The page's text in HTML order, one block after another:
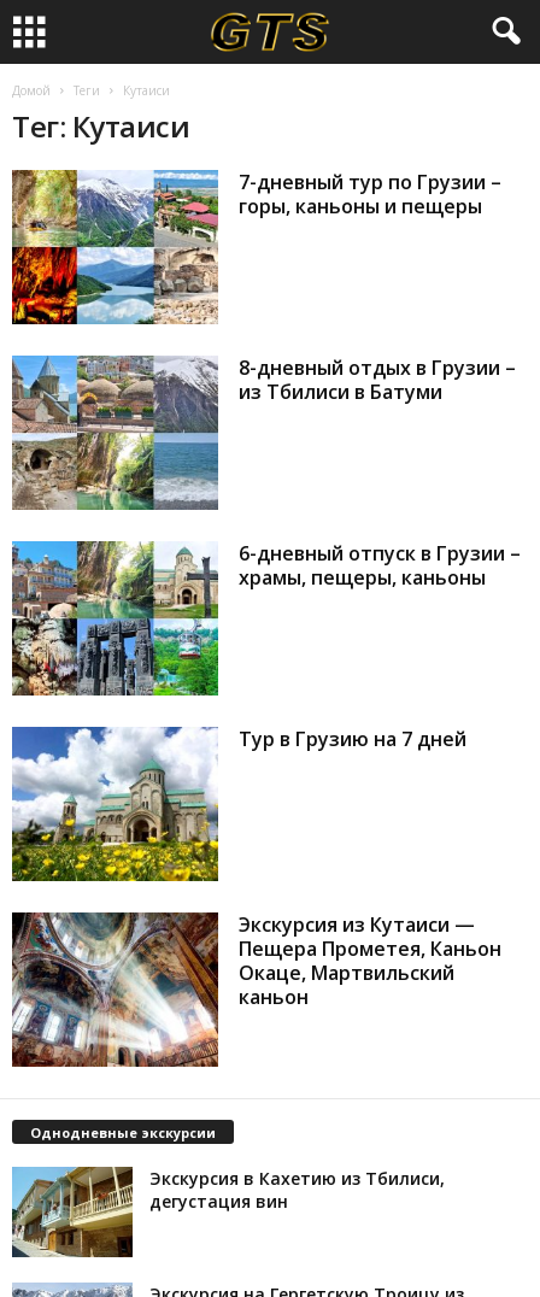
Домой Теги Кутаиси
Тег: Кутаиси
7-дневный тур по Грузии –
горы, каньоны и пещеры
8-дневный отдых в Грузии –
из Тбилиси в Батуми
6-дневный отпуск в Грузии –
храмы, пещеры, каньоны
Тур в Грузию на 7 дней
Экскурсия из Кутаиси —
Пещера Прометея, Каньон
Окаце, Мартвильский
каньон
Однодневные экскурсии
Экскурсия в Кахетию из Тбилиси,
дегустация вин